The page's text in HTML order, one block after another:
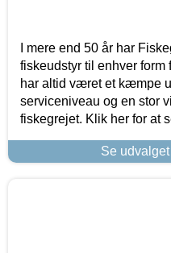
I mere end 50 år har
fiskeudstyr til enhver form
har altid været et kæmpe
serviceniveau og en stor
fiskegrejet. Klik her for at
Se